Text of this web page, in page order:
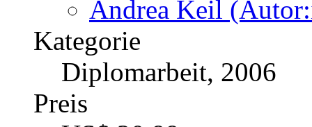
DIN EN ISO
im
Norm DIN EN ISO
Geschäftsgeschehen